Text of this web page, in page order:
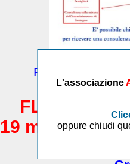
L'associazione
oppure chiudi
Puoi vedere
FLASH
19 maggio